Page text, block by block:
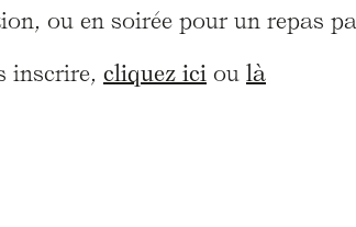
ou en soirée pour un repas
inscrire, cliquez ici ou là